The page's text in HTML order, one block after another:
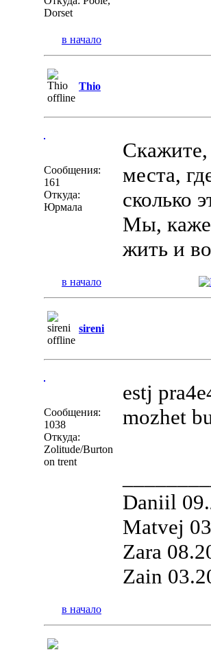
Dorset
в начало
Thio
Сообщения:
161
Откуда:
Юрмала
Скажите,
места,
сколько
Мы,
жить и
в начало
sireni
Сообщения:
1038
Откуда:
Zolitude/Burton
on trent
estj
mozhet
Daniil
Matvej
Zara
Zain
в начало